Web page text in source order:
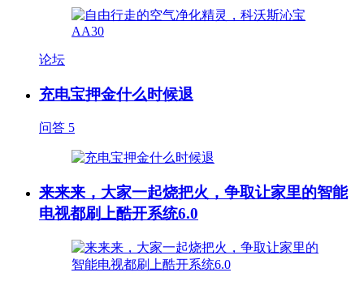
论坛
充电宝押金什么时候退
问答 5
来来来，大家一起烧把火，争取让家里的智能
电视都刷上酷开系统6.0